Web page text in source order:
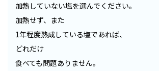
加熱していない塩を選んでください。
加熱せず、また
1年程度熟成している塩であれば、
どれだけ
食べても問題ありません。